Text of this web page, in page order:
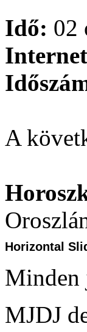
Idő: 02
A
Horizontal
Minden
MJDJ